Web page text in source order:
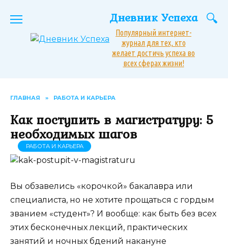
Дневник Успеха
Популярный интернет-
журнал для тех, кто
желает достичь успеха во
всех сферах жизни!
ГЛАВНАЯ » РАБОТА И КАРЬЕРА
Как поступить в магистратуру: 5
необходимых шагов
РАБОТА И КАРЬЕРА
Вы обзавелись «корочкой» бакалавра или
специалиста, но не хотите прощаться с гордым
званием «студент»? И вообще: как быть без всех
этих бесконечных лекций, практических
занятий и ночных бдений накануне